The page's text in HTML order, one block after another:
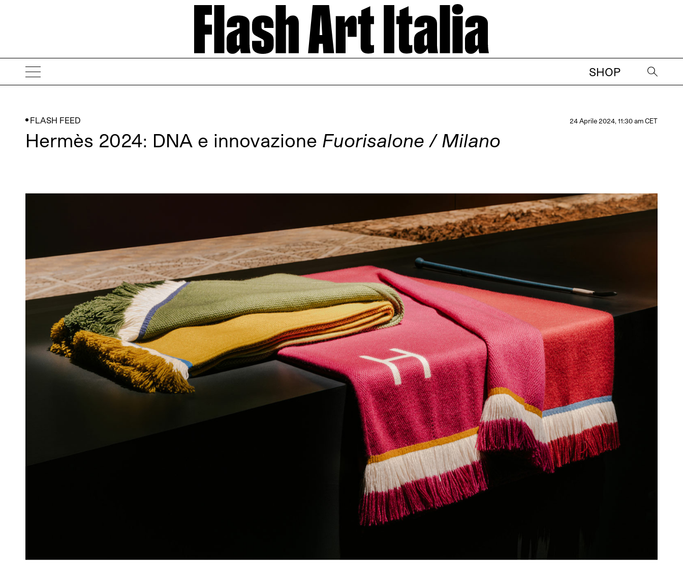
SHOP
→
FLASH FEED 24 Aprile 2024, 11:30 am CET
Hermès 2024: DNA e innovazione Fuorisalone / Milano